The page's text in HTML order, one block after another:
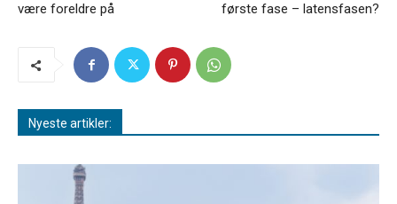
være foreldre på
første fase – latensfasen?
Nyeste artikler: